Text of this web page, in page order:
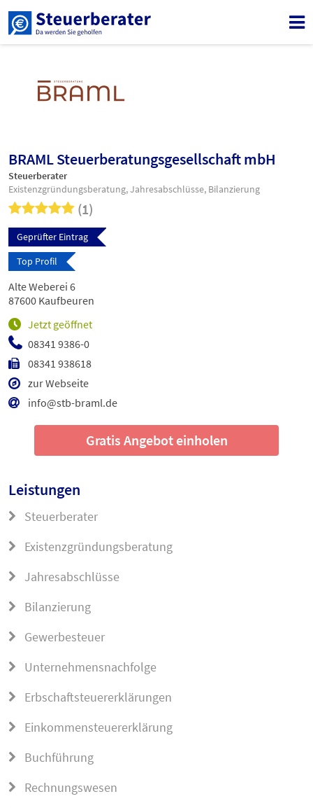
BRAML Steuerberatungsgesellschaft mbH
Steuerberater
Existenzgründungsberatung, Jahresabschlüsse, Bilanzierung
(1)
Geprüfter Eintrag
Top Profil
08341 9386-0
08341 938618
zur Webseite
info@stb-braml.de
Jetzt geöffnet
Alte Weberei 6
87600 Kaufbeuren
Gratis Angebot einholen
Leistungen
Steuerberater
Existenzgründungsberatung
Jahresabschlüsse
Bilanzierung
Gewerbesteuer
Unternehmensnachfolge
Erbschaftsteuererklärungen
Einkommensteuererklärung
Buchführung
Rechnungswesen